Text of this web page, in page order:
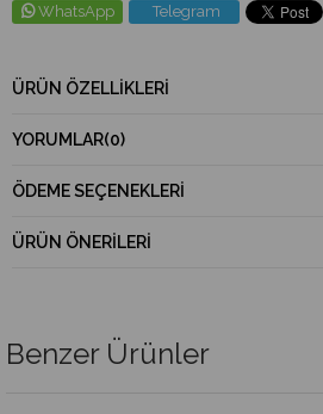
WhatsApp Telegram
ÜRÜN ÖZELLIKLERI
YORUMLAR(0)
ÖDEME SEÇENEKLERI
ÜRÜN ÖNERILERI
Benzer Ürünler